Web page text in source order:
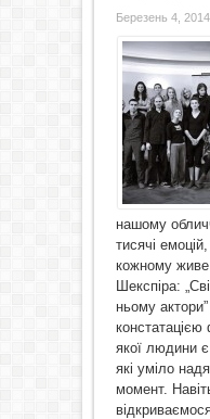
Березень 4, 2014
нашому
тисячі
кожному живе
Шекспіра:
ньому
констатацією
якої людини
які уміло
момент.